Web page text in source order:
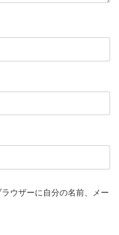
ウザーに自分の名前、メー